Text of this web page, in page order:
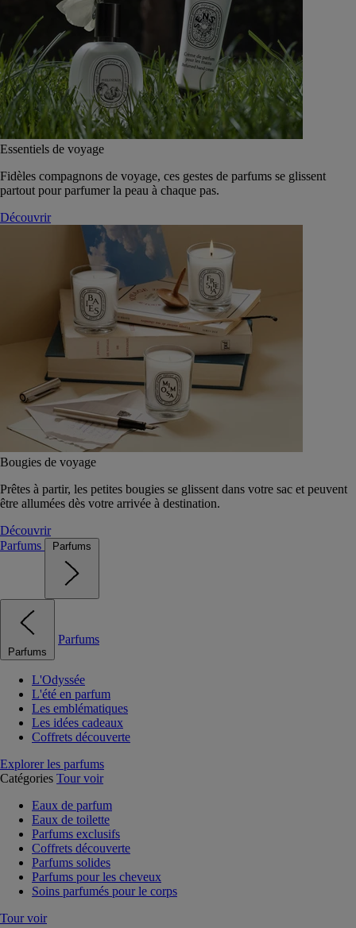
Essentiels de voyage
Fidèles compagnons de voyage, ces gestes de parfums se glissent
partout pour parfumer la peau à chaque pas.
Découvrir
Bougies de voyage
Prêtes à partir, les petites bougies se glissent dans votre sac et peuvent
être allumées dès votre arrivée à destination.
Découvrir
Parfums
Parfums
Parfums
Parfums
L'Odyssée
L'été en parfum
Les emblématiques
Les idées cadeaux
Coffrets découverte
Explorer les parfums
Catégories Tour voir
Eaux de parfum
Eaux de toilette
Parfums exclusifs
Coffrets découverte
Parfums solides
Parfums pour les cheveux
Soins parfumés pour le corps
Tour voir